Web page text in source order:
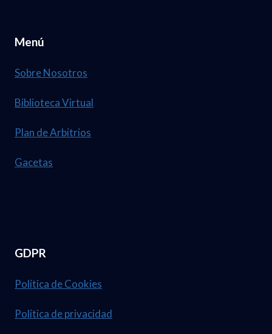
Menú
Sobre Nosotros
Biblioteca Virtual
Plan de Arbitrios
Gacetas
GDPR
Política de Cookies
Política de privacidad